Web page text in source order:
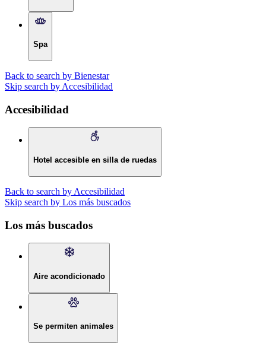
Spa
Back to search by Bienestar
Skip search by Accesibilidad
Accesibilidad
Hotel accesible en silla de ruedas
Back to search by Accesibilidad
Skip search by Los más buscados
Los más buscados
Aire acondicionado
Se permiten animales